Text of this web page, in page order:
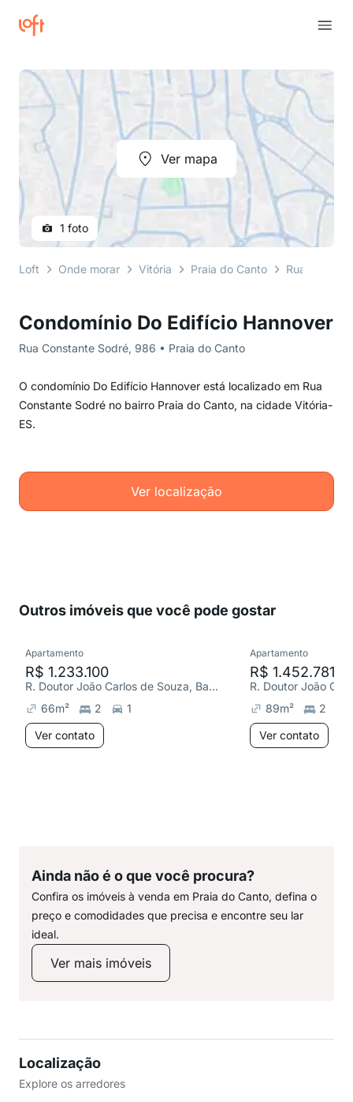
Condomínio Do Edifício Hannover
Rua Constante Sodré, 986 • Praia do Canto
O condomínio Do Edifício Hannover está localizado em Rua
Constante Sodré no bairro Praia do Canto, na cidade Vitória-
ES.
Ver localização
Ver mapa
1 foto
Loft Onde morar Vitória Praia do Canto Rua
Outros imóveis que você pode gostar
Apartamento
R$ 1.233.100
R. Doutor João Carlos de Souza, Barro Vermelho
66m² 2
1
Ver contato
Apartamento
R$ 1.452.781
89m² 2
Ver contato
Ainda não é o que você procura?
Confira os imóveis à venda em Praia do Canto, defina o
preço e comodidades que precisa e encontre seu lar
ideal.
Ver mais imóveis
Localização
Explore os arredores